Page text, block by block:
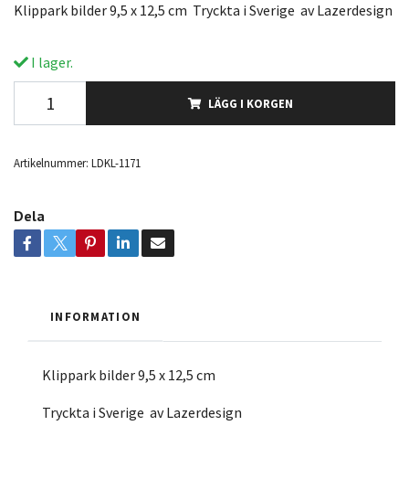
Klippark bilder 9,5 x 12,5 cm Tryckta i Sverige av Lazerdesign
I lager.
LÄGG I KORGEN
Artikelnummer: LDKL-1171
Dela
INFORMATION
Klippark bilder 9,5 x 12,5 cm
Tryckta i Sverige av Lazerdesign